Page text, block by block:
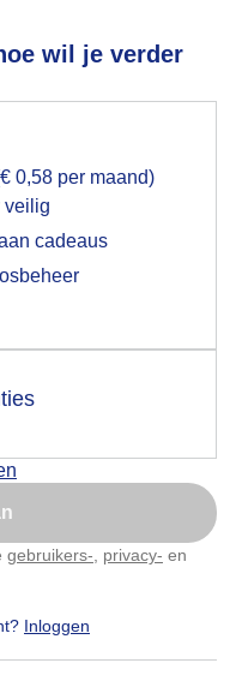
wil je verder
0,58 per maand)
veilig
cadeaus
gebruikers- privacy- en
Inloggen
aub...
voor het
op hebt gegeven,
je browser waarin
popup
later
te passen